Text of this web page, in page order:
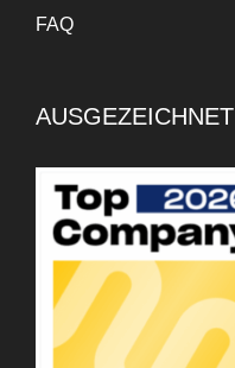
FAQ
AUSGEZEICHNET